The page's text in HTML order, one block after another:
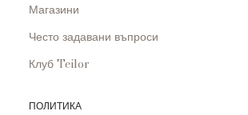
Магазини
Често задавани въпроси
Клуб Teilor
ПОЛИТИКА